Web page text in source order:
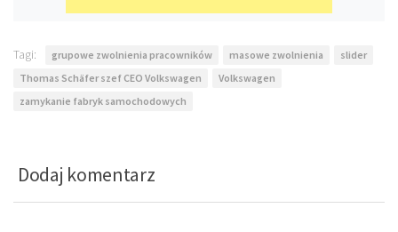
Tagi: grupowe zwolnienia pracowników masowe zwolnienia
slider
Thomas Schäfer szef CEO Volkswagen
Volkswagen
zamykanie fabryk samochodowych
Dodaj komentarz